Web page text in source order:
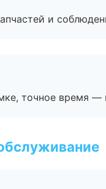
и
точное время —